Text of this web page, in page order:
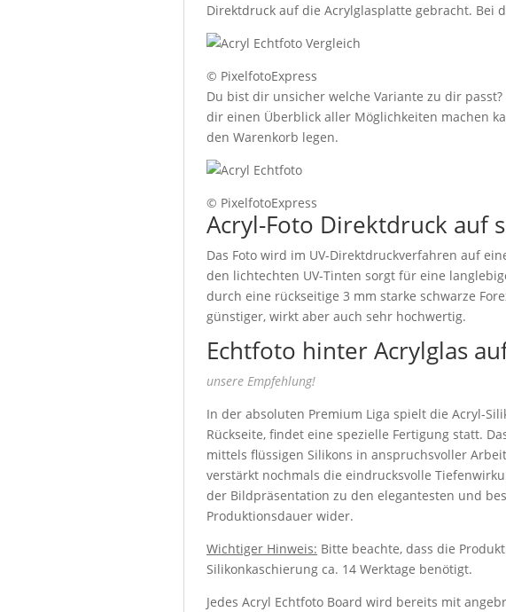
Direktdruck auf die Acrylglasplatte gebracht. Bei
© PixelfotoExpress
Du bist dir unsicher welche Variante zu dir
dir einen Überblick aller Möglichkeiten machen
den Warenkorb legen.
© PixelfotoExpress
Acryl-Foto Direktdruck auf
Das Foto wird im UV-Direktdruckverfahren auf
den lichtechten UV-Tinten sorgt für eine
durch eine rückseitige 3 mm starke schwarze
günstiger, wirkt aber auch sehr hochwertig.
Echtfoto hinter Acrylglas
unsere Empfehlung!
In der absoluten Premium Liga spielt die Acryl-
Rückseite, findet eine spezielle Fertigung statt.
mittels flüssigen Silikons in anspruchsvoller
verstärkt nochmals die eindrucksvolle
der Bildpräsentation zu den elegantesten und
Produktionsdauer wider.
Wichtiger Hinweis: Bitte beachte, dass die
Silikonkaschierung ca. 14 Werktage benötigt.
Jedes Acryl Echtfoto Board wird bereits mit